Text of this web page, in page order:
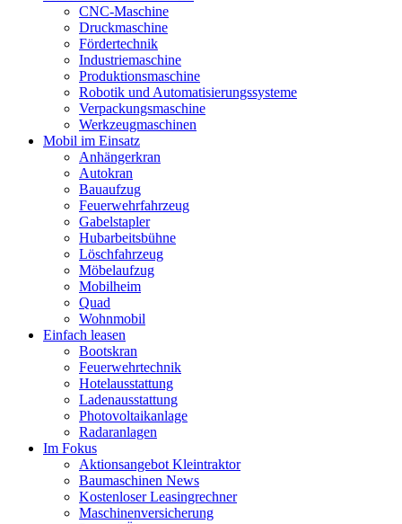
CNC-Maschine
Druckmaschine
Fördertechnik
Industriemaschine
Produktionsmaschine
Robotik und Automatisierungssysteme
Verpackungsmaschine
Werkzeugmaschinen
Mobil im Einsatz
Anhängerkran
Autokran
Bauaufzug
Feuerwehrfahrzeug
Gabelstapler
Hubarbeitsbühne
Löschfahrzeug
Möbelaufzug
Mobilheim
Quad
Wohnmobil
Einfach leasen
Bootskran
Feuerwehrtechnik
Hotelausstattung
Ladenausstattung
Photovoltaikanlage
Radaranlagen
Im Fokus
Aktionsangebot Kleintraktor
Baumaschinen News
Kostenloser Leasingrechner
Maschinenversicherung